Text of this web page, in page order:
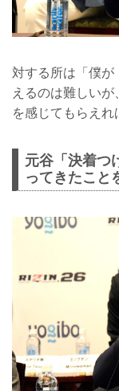
対する所は「僕が
えるのは難しい
を感じてもらえれ
元谷「決着つ
ってきたこと